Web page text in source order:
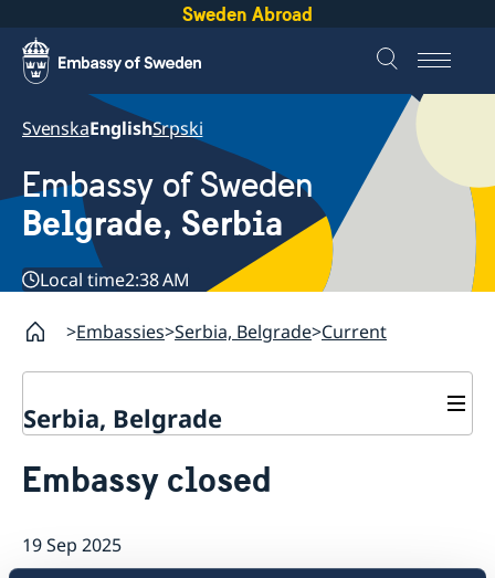
Sweden Abroad
SvenskaEnglishSrpski
Embassy of Sweden
Belgrade, Serbia
Local time2:38 AM
Embassies Serbia, Belgrade Current
Serbia, Belgrade
Swedish Ambassador
Contact
News
Swedish Development Cooperation in Serbia
Embassy closed
19 Sep 2025